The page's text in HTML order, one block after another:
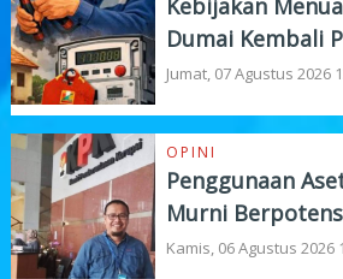
Kebijakan
Dumai Kembali
Listrik
Jumat, 07 Agustus 2026
OPINI
Penggunaan
Murni
"Bola" Ada di APH
Kamis, 06 Agustus 2026